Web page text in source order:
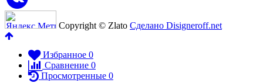
Copyright © Zlato Сделано Disigneroff.net
Избранное 0
Сравнение 0
Просмотренные 0